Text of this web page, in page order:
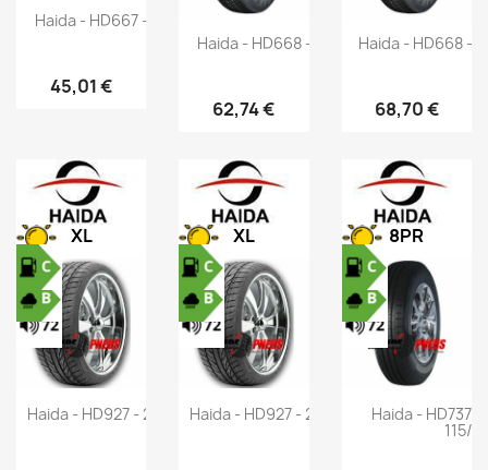
Haida - HD667 - 165/65 R14 79H
45,01 €
Haida - HD668 - 205/50 R16 91V
62,74 €
Haida - HD668 -
68,70 €
XL
Haida - HD927 - 245/45 ZR17 99W
XL
Haida - HD927 - 235/40 ZR18 95W
8PR
Haida - HD737
115/